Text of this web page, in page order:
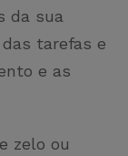
da sua
tarefas e
e as
zelo ou